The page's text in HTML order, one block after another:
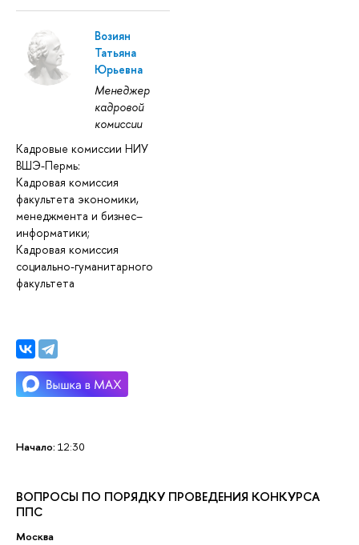
Начало: 12:30
ВОПРОСЫ ПО ПОРЯДКУ ПРОВЕДЕНИЯ КОНКУРСА
ППС
Москва
Возиян
Татьяна
Юрьевна
Менеджер
кадровой
комиссии
Кадровые комиссии НИУ
ВШЭ-Пермь:
Кадровая комиссия
факультета экономики,
менеджмента и бизнес–
информатики;
Кадровая комиссия
социально-гуманитарного
факультета